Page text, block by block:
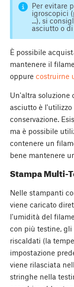
Per evitare
igroscopici
...), si
asciutto o
È possibile
mantenere il
oppure costruirne
Un'altra soluzione
asciutto è
conservazione.
ma è possibile
contenere un
bene mantenere
Stampa Multi-
Nelle stampanti
viene caricato
l'umidità del
con più testine,
riscaldati (la
impostazione
viene rilasciata
stringhe nella